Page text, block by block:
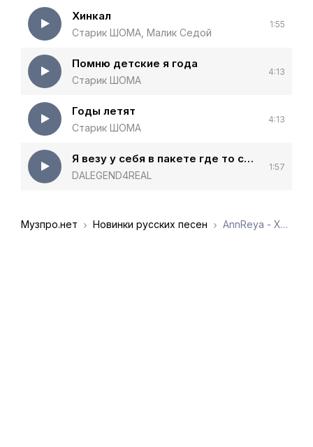
Хинкал
Старик ШОМА, Малик Седой
1:55
Помню детские я года
Старик ШОМА
4:13
Годы летят
Старик ШОМА
4:13
Я везу у себя в пакете где то сейчас три
DALEGEND4REAL
1:57
Музпро.нет Новинки русских песен AnnReya - Харон.wav